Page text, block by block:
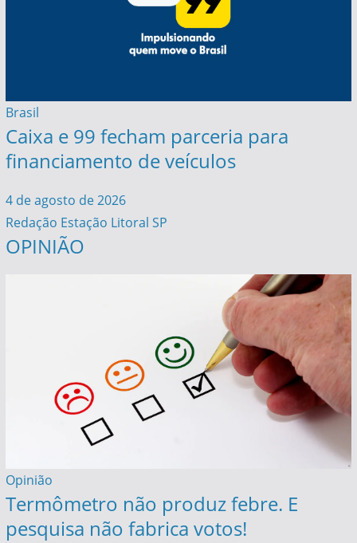
Brasil
Caixa e 99 fecham parceria para
financiamento de veículos
4 de agosto de 2026
Redação Estação Litoral SP
OPINIÃO
Opinião
Termômetro não produz febre. E
pesquisa não fabrica votos!